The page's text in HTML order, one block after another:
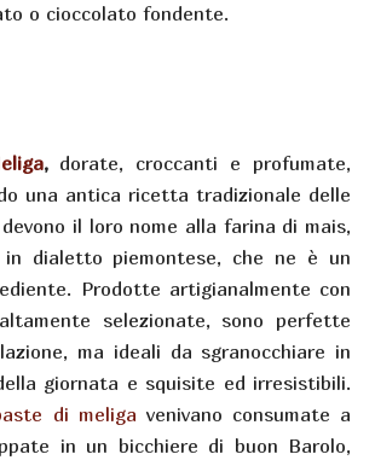
o cioccolato fondente.
,dorate, croccanti e profumate,
una antica ricetta tradizionale delle
il loro nome alla farina di mais,
dialetto piemontese, che ne è un
Prodotte artigianalmente con
selezionate, sono perfette
ma ideali da sgranocchiare in
giornata e squisite ed irresistibili.
di meliga venivano consumate a
in un bicchiere di buon Barolo,